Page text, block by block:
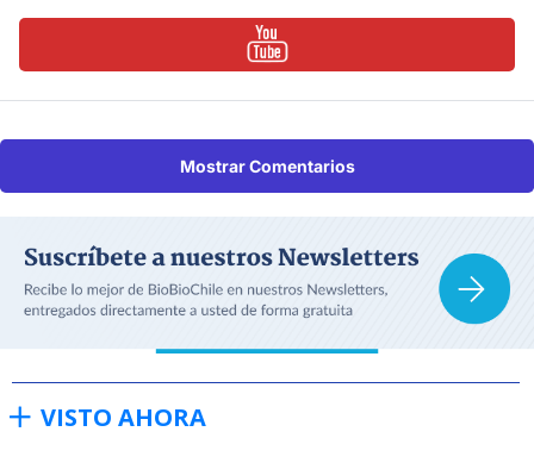
Mostrar Comentarios
VISTO AHORA